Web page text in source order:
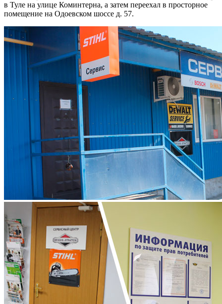
в Туле на улице Коминтерна, а затем переехал в просторное
помещение на Одоевском шоссе д. 57.